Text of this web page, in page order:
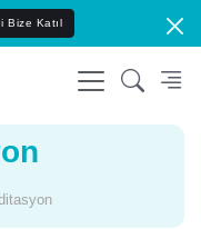
Bize Katıl